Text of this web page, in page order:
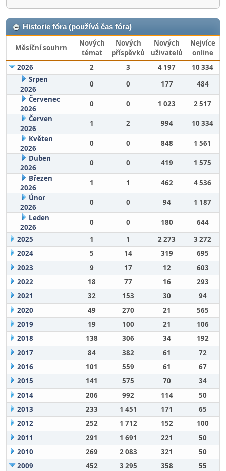
Historie fóra (používá čas fóra)
Měsíční souhrn
Nových
témat
Nových
příspěvků
Nových
uživatelů
Nejvíce
online
2026
2 3 4 197
10 334
Srpen
2026
0 0 177
484
Červenec
2026
0 0 1 023
2 517
Červen
2026
1 2 994
10 334
Květen
2026
0 0 848
1 561
Duben
2026
0 0 419
1 575
Březen
2026
1 1 462
4 536
Únor
2026
0 0 94
1 187
Leden
2026
0 0 180
644
2025
1 1 2 273
3 272
2024
5 14 319
695
2023
9 17 12
603
2022
18 77 16
293
2021
32 153 30
94
2020
49 270 21
565
2019
19 100 21
106
2018
138 306 34
192
2017
84 382 61
72
2016
101 559 61
67
2015
141 575 70
34
2014
206 992 114
50
2013
233 1 451 171
65
2012
252 1 712 152
100
2011
291 1 691 221
50
2010
269 2 083 321
50
2009
452 3 295 358
55